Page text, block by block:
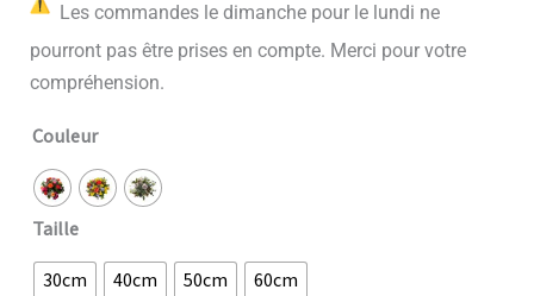
Les commandes le dimanche pour le lundi ne
pourront pas être prises en compte. Merci pour votre
compréhension.
Couleur
Taille
30cm 40cm 50cm 60cm